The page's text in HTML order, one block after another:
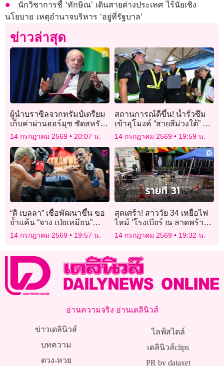
นักวิชาการชี้ ‘ทักษิณ’ เดินสายต่างประเทศ ไร้นัยเชิง
นโยบาย เหตุอำนาจบริหาร ‘อยู่ที่รัฐบาล’
ข่าวล่าสุด
ผู้นำบราซิลจวกทรัมป์เตรียม
เก็บค่าผ่านฮอร์มุซ ซัดสหรัฐ
กำลังเป็น “รัฐโจรสลัด”
14 กรกฎาคม 2569 20:07 น.
สถานการณ์ดีขึ้น! น้ำรั่วซึม
เข้าอุโมงค์ “สายสีม่วงใต้” ถก
ผู้เชี่ยวชาญประเมินเปิด
14 กรกฎาคม 2569 19:59 น.
“ดิ เบลลา” เชื่อพัฒนาขึ้น ขอ
ย้ำแค้น “จาง เป่ยเหมียน”
ครองบัลลังก์ต่อ
14 กรกฎาคม 2569 19:57 น.
สุดเศร้า! สาววัย 34 เหยื่อไฟ
ไหม้ ‘โรงเบียร์ ณ ลาดพร้าว’
เสียชีวิตเป็นรายที่ 31
14 กรกฎาคม 2569 19:32 น.
อ่านความจริง อ่านเดลินิวส์
ข่าวเดลินิวส์
บทความ
ดวง-หวย
ไลฟ์สไตล์
เดลินิวส์clips
PR by dataxet